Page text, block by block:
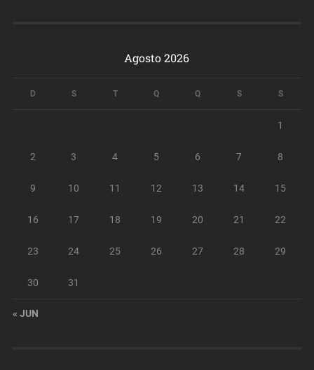
Agosto 2026
D S T Q Q S S
1
2 3 4 5 6 7 8
9 10 11 12 13 14 15
16 17 18 19 20 21 22
23 24 25 26 27 28 29
30 31
« JUN